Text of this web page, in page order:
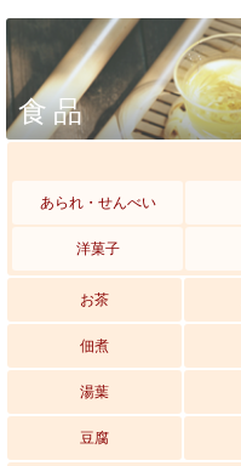
食品
あられ・せんべい
洋菓子
お茶
佃煮
湯葉
豆腐